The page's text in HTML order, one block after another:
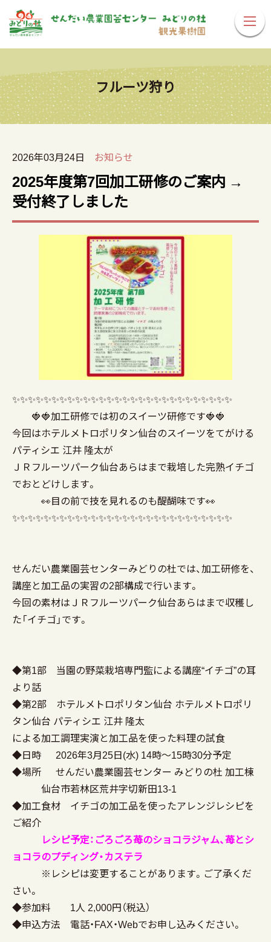
フルーツ狩り
2026年03月24日 お知らせ
2025年度第7回加工研修のご案内 →
受付終了しました
✨✨✨✨✨✨✨✨✨✨✨✨✨✨✨✨✨✨✨✨✨✨✨✨✨✨✨✨
🍓🍓加工研修では初のスイーツ研修です🍓🍓
今回はホテルメトロポリタン仙台のスイーツをてがける
パティシエ 江井 隆太が
ＪＲフルーツパーク仙台あらはまで栽培した完熟イチゴ
でおとどけします。
👀目の前で技を見れるのも醍醐味です👀
✨✨✨✨✨✨✨✨✨✨✨✨✨✨✨✨✨✨✨✨✨✨✨✨✨✨✨✨
せんだい農業園芸センターみどりの杜では、加工研修を、
講座と加工品の実習の2部構成で行います。
今回の素材はＪＲフルーツパーク仙台あらはまで収穫し
た「イチゴ」です。
◆第1部 当園の野菜栽培専門監による講座“イチゴ”の耳
より話
◆第2部 ホテルメトロポリタン仙台 ホテルメトロポリ
タン仙台 パティシエ 江井 隆太
による加工調理実演と加工品を使った料理の試食
◆日時 2026年3月25日(水) 14時～15時30分予定
◆場所 せんだい農業園芸センター みどりの杜 加工棟
仙台市若林区荒井字切新田13-1
◆加工食材 イチゴの加工品を使ったアレンジレシピを
ご紹介
レシピ予定：ごろごろ苺のショコラジャム、苺とシ
ョコラのプディング・カステラ
※レシピは変更することがあります。ご了承くだ
さい。
◆参加料 1人 2,000円（税込）
◆申込方法 電話・FAX・Webでお申し込みください。